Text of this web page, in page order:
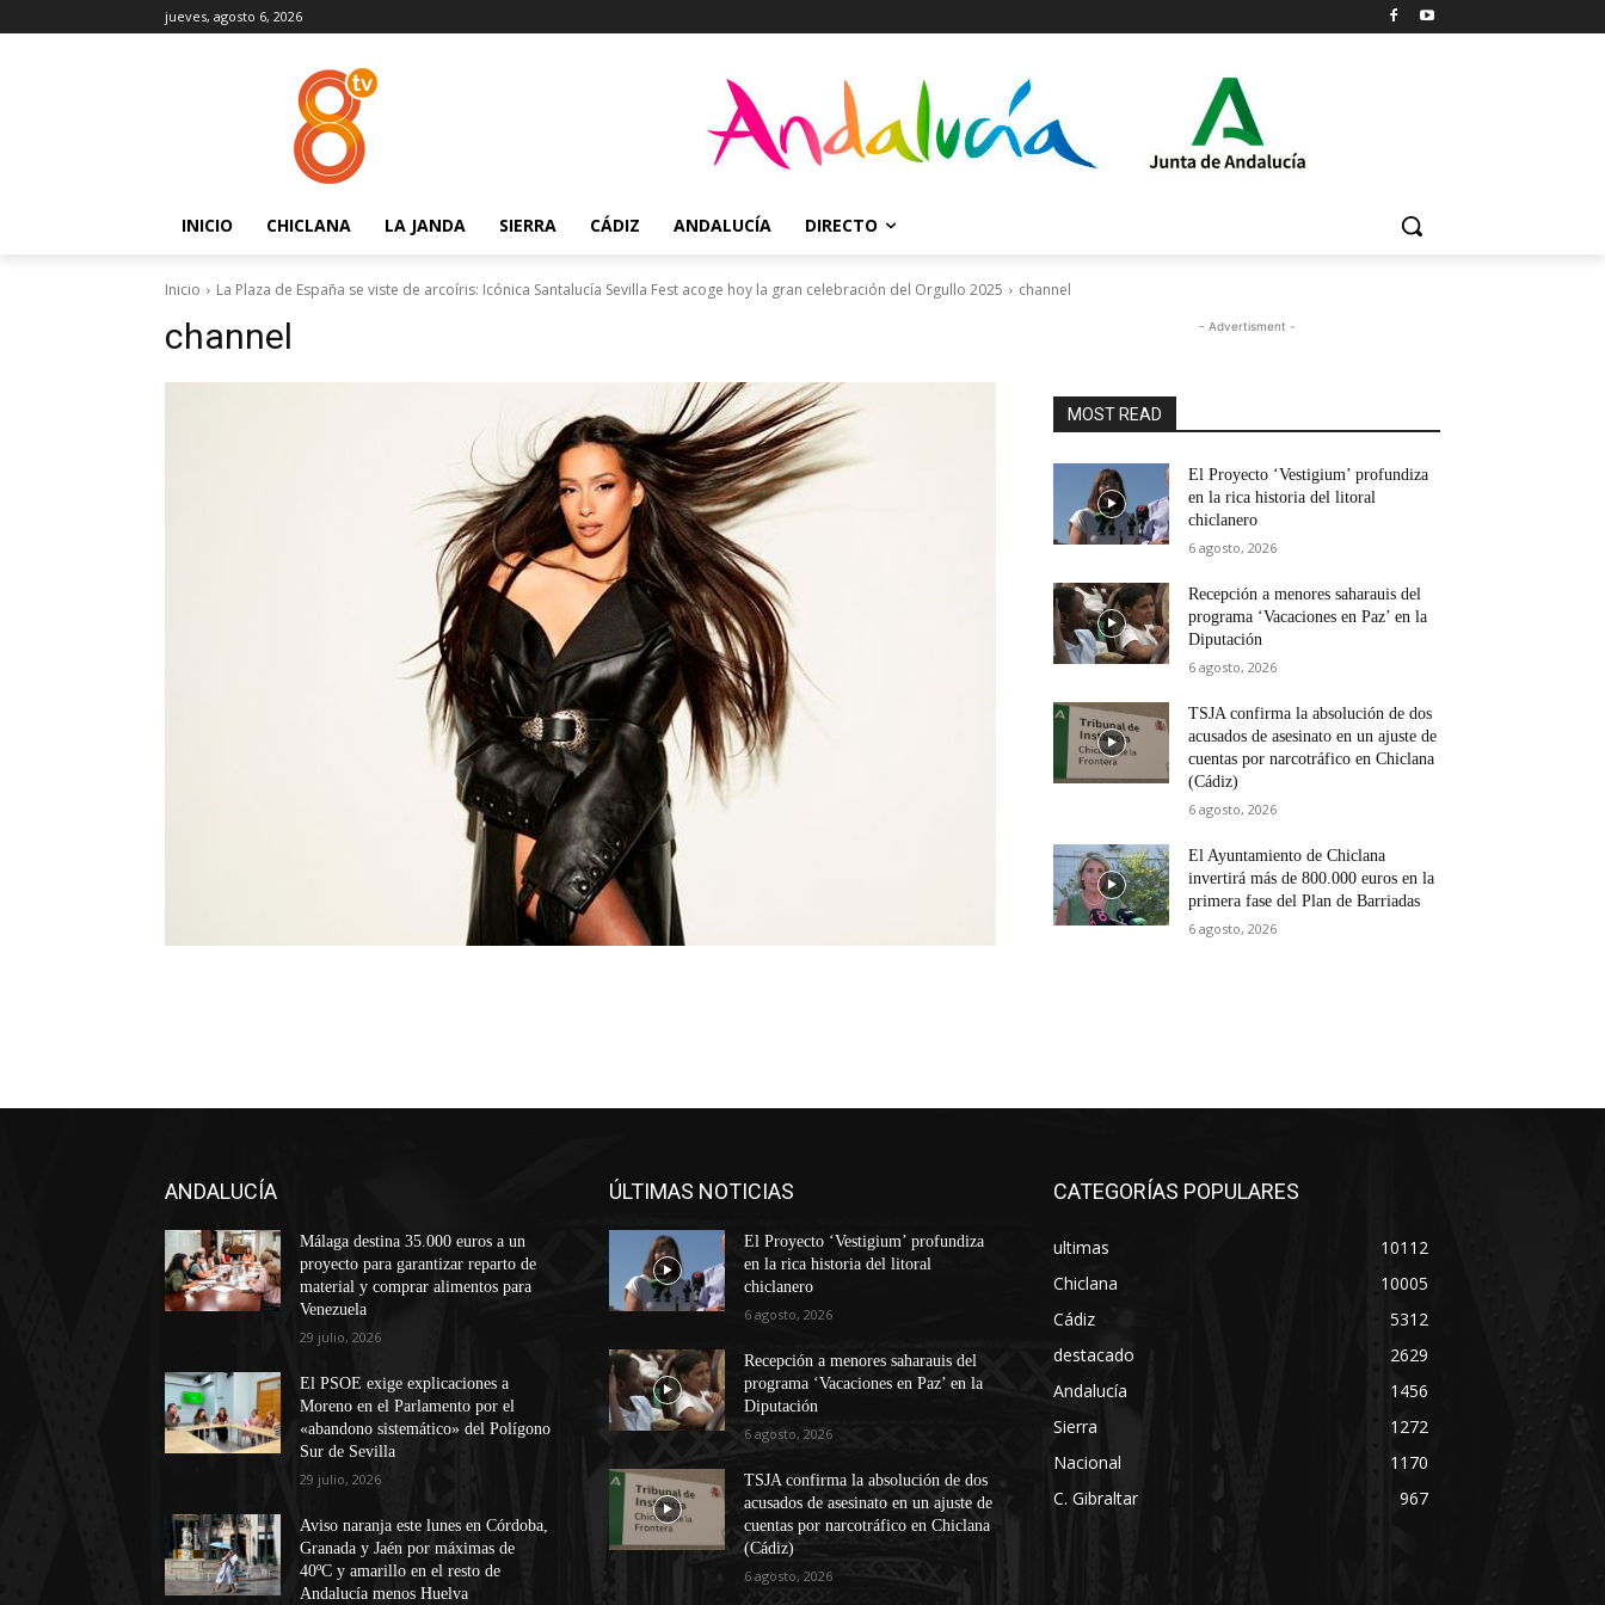
jueves, agosto 6, 2026
INICIO CHICLANA LA JANDA SIERRA CÁDIZ ANDALUCÍA DIRECTO
Inicio La Plaza de España se viste de arcoíris: Icónica Santalucía Sevilla Fest acoge hoy la gran celebración del Orgullo 2025 channel
channel - Advertisment -
MOST READ
El Proyecto ‘Vestigium’ profundiza
en la rica historia del litoral
chiclanero
6 agosto, 2026
Recepción a menores saharauis del
programa ‘Vacaciones en Paz’ en la
Diputación
6 agosto, 2026
TSJA confirma la absolución de dos
acusados de asesinato en un ajuste de
cuentas por narcotráfico en Chiclana
(Cádiz)
6 agosto, 2026
El Ayuntamiento de Chiclana
invertirá más de 800.000 euros en la
primera fase del Plan de Barriadas
6 agosto, 2026
ANDALUCÍA
Málaga destina 35.000 euros a un
proyecto para garantizar reparto de
material y comprar alimentos para
Venezuela
29 julio, 2026
El PSOE exige explicaciones a
Moreno en el Parlamento por el
«abandono sistemático» del Polígono
Sur de Sevilla
29 julio, 2026
Aviso naranja este lunes en Córdoba,
Granada y Jaén por máximas de
40ºC y amarillo en el resto de
Andalucía menos Huelva
ÚLTIMAS NOTICIAS
El Proyecto ‘Vestigium’ profundiza
en la rica historia del litoral
chiclanero
6 agosto, 2026
Recepción a menores saharauis del
programa ‘Vacaciones en Paz’ en la
Diputación
6 agosto, 2026
TSJA confirma la absolución de dos
acusados de asesinato en un ajuste de
cuentas por narcotráfico en Chiclana
(Cádiz)
6 agosto, 2026
CATEGORÍAS POPULARES
ultimas
10112
Chiclana
10005
Cádiz
5312
destacado
2629
Andalucía
1456
Sierra
1272
Nacional
1170
C. Gibraltar
967